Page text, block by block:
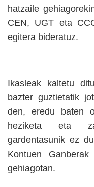
hatzaile
CEN, UGT eta
egitera bideratuz.
Ikasleak kaltetu
bazter guztietatik
den, eredu baten
heziketa eta
gardentasunik ez
Kontuen
gehiagotan.